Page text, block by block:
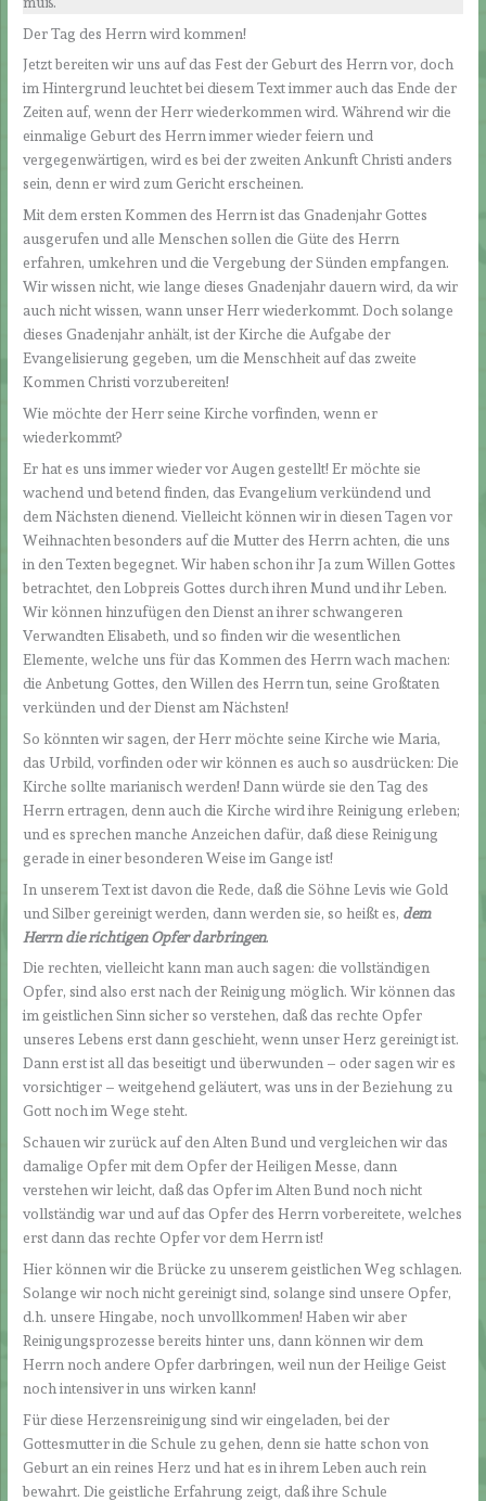
Der Tag des Herrn wird kommen!
Jetzt bereiten wir uns auf das Fest der Geburt des Herrn vor, doch
im Hintergrund leuchtet bei diesem Text immer auch das Ende der
Zeiten auf, wenn der Herr wiederkommen wird. Während wir die
einmalige Geburt des Herrn immer wieder feiern und
vergegenwärtigen, wird es bei der zweiten Ankunft Christi anders
sein, denn er wird zum Gericht erscheinen.
Mit dem ersten Kommen des Herrn ist das Gnadenjahr Gottes
ausgerufen und alle Menschen sollen die Güte des Herrn
erfahren, umkehren und die Vergebung der Sünden empfangen.
Wir wissen nicht, wie lange dieses Gnadenjahr dauern wird, da wir
auch nicht wissen, wann unser Herr wiederkommt. Doch solange
dieses Gnadenjahr anhält, ist der Kirche die Aufgabe der
Evangelisierung gegeben, um die Menschheit auf das zweite
Kommen Christi vorzubereiten!
Wie möchte der Herr seine Kirche vorfinden, wenn er
wiederkommt?
Er hat es uns immer wieder vor Augen gestellt! Er möchte sie
wachend und betend finden, das Evangelium verkündend und
dem Nächsten dienend. Vielleicht können wir in diesen Tagen vor
Weihnachten besonders auf die Mutter des Herrn achten, die uns
in den Texten begegnet. Wir haben schon ihr Ja zum Willen Gottes
betrachtet, den Lobpreis Gottes durch ihren Mund und ihr Leben.
Wir können hinzufügen den Dienst an ihrer schwangeren
Verwandten Elisabeth, und so finden wir die wesentlichen
Elemente, welche uns für das Kommen des Herrn wach machen:
die Anbetung Gottes, den Willen des Herrn tun, seine Großtaten
verkünden und der Dienst am Nächsten!
So könnten wir sagen, der Herr möchte seine Kirche wie Maria,
das Urbild, vorfinden oder wir können es auch so ausdrücken: Die
Kirche sollte marianisch werden! Dann würde sie den Tag des
Herrn ertragen, denn auch die Kirche wird ihre Reinigung erleben;
und es sprechen manche Anzeichen dafür, daß diese Reinigung
gerade in einer besonderen Weise im Gange ist!
In unserem Text ist davon die Rede, daß die Söhne Levis wie Gold
und Silber gereinigt werden, dann werden sie, so heißt es, dem
Herrn die richtigen Opfer darbringen.
Die rechten, vielleicht kann man auch sagen: die vollständigen
Opfer, sind also erst nach der Reinigung möglich. Wir können das
im geistlichen Sinn sicher so verstehen, daß das rechte Opfer
unseres Lebens erst dann geschieht, wenn unser Herz gereinigt ist.
Dann erst ist all das beseitigt und überwunden – oder sagen wir es
vorsichtiger – weitgehend geläutert, was uns in der Beziehung zu
Gott noch im Wege steht.
Schauen wir zurück auf den Alten Bund und vergleichen wir das
damalige Opfer mit dem Opfer der Heiligen Messe, dann
verstehen wir leicht, daß das Opfer im Alten Bund noch nicht
vollständig war und auf das Opfer des Herrn vorbereitete, welches
erst dann das rechte Opfer vor dem Herrn ist!
Hier können wir die Brücke zu unserem geistlichen Weg schlagen.
Solange wir noch nicht gereinigt sind, solange sind unsere Opfer,
d.h. unsere Hingabe, noch unvollkommen! Haben wir aber
Reinigungsprozesse bereits hinter uns, dann können wir dem
Herrn noch andere Opfer darbringen, weil nun der Heilige Geist
noch intensiver in uns wirken kann!
Für diese Herzensreinigung sind wir eingeladen, bei der
Gottesmutter in die Schule zu gehen, denn sie hatte schon von
Geburt an ein reines Herz und hat es in ihrem Leben auch rein
bewahrt. Die geistliche Erfahrung zeigt, daß ihre Schule